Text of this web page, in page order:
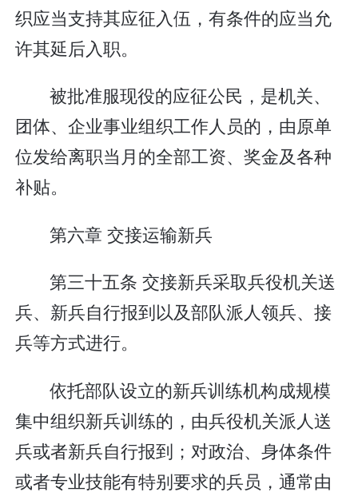
织应当支持其应征入伍，有条件的应当允
许其延后入职。
被批准服现役的应征公民，是机关、
团体、企业事业组织工作人员的，由原单
位发给离职当月的全部工资、奖金及各种
补贴。
第六章 交接运输新兵
第三十五条 交接新兵采取兵役机关送
兵、新兵自行报到以及部队派人领兵、接
兵等方式进行。
依托部队设立的新兵训练机构成规模
集中组织新兵训练的，由兵役机关派人送
兵或者新兵自行报到；对政治、身体条件
或者专业技能有特别要求的兵员，通常由